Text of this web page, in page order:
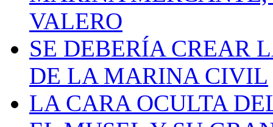
VALERO
SE DEBERÍA CREAR
DE LA MARINA CIVIL
LA CARA OCULTA